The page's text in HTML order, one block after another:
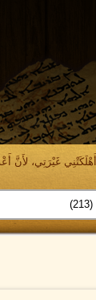
أَهْلَكَتْنِي غَيْرَتِي، لأَنَّ